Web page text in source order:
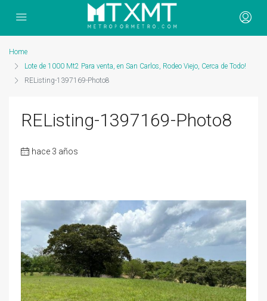
Home
Lote de 1000 Mt2 Para venta, en San Carlos, Rodeo Viejo, Cerca de Todo!
REListing-1397169-Photo8
REListing-1397169-Photo8
hace 3 años